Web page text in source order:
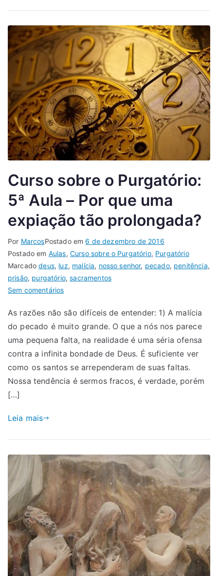
Curso sobre o Purgatório:
5ª Aula – Por que uma
expiação tão prolongada?
Por MarcosPostado em 6 de dezembro de 2016
Postado em Aulas, Curso sobre o Purgatório, Purgatório
Marcadodeus, luz, malícia, nosso senhor, pecado, penitência,
prisão, purgatório,sacramentos
Sem comentários
As razões não são difíceis de entender: 1) A malícia
do pecado é muito grande. O que a nós nos parece
uma pequena falta, na realidade é uma séria ofensa
contra a infinita bondade de Deus. É suficiente ver
como os santos se arrependeram de suas faltas.
Nossa tendência é sermos fracos, é verdade, porém
[…]
Leia mais